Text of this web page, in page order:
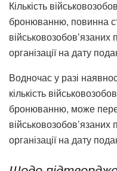
Кількість
бронюванню, повинна
військовозобов’язаних
організації на дату
Водночас у разі
кількість
бронюванню, може
військовозобов’язаних
організації на дату